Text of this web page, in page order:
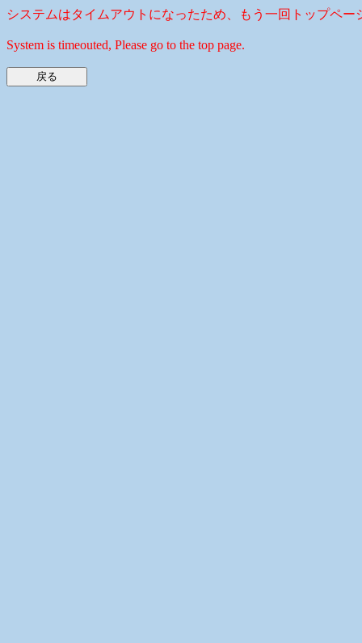
システムはタイムアウトになったため、もう一回トップペー
System is timeouted, Please go to the top page.